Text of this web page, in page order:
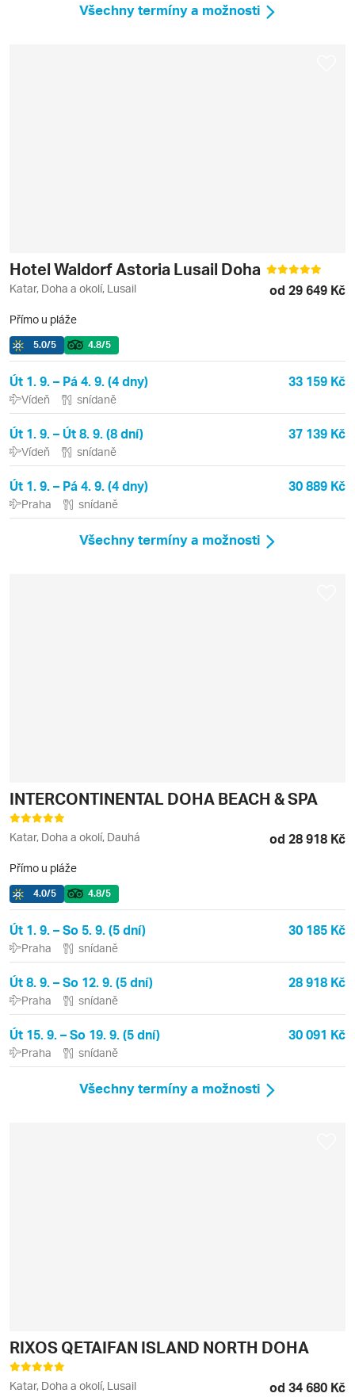
Všechny termíny a možnosti
Hotel Waldorf Astoria Lusail Doha
Katar, Doha a okolí, Lusail od 29 649 Kč
Přímo u pláže
5.0/5 4.8/5
Út 1. 9. – Pá 4. 9. (4 dny) 33 159 Kč
Vídeň snídaně
Út 1. 9. – Út 8. 9. (8 dní) 37 139 Kč
Vídeň snídaně
Út 1. 9. – Pá 4. 9. (4 dny) 30 889 Kč
Praha snídaně
Všechny termíny a možnosti
INTERCONTINENTAL DOHA BEACH & SPA
Katar, Doha a okolí, Dauhá od 28 918 Kč
Přímo u pláže
4.0/5 4.8/5
Út 1. 9. – So 5. 9. (5 dní) 30 185 Kč
Praha snídaně
Út 8. 9. – So 12. 9. (5 dní) 28 918 Kč
Praha snídaně
Út 15. 9. – So 19. 9. (5 dní) 30 091 Kč
Praha snídaně
Všechny termíny a možnosti
RIXOS QETAIFAN ISLAND NORTH DOHA
Katar, Doha a okolí, Lusail od 34 680 Kč